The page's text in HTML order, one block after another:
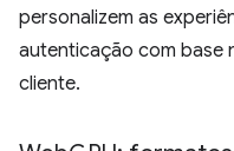
personalizem as
autenticação com base
cliente.